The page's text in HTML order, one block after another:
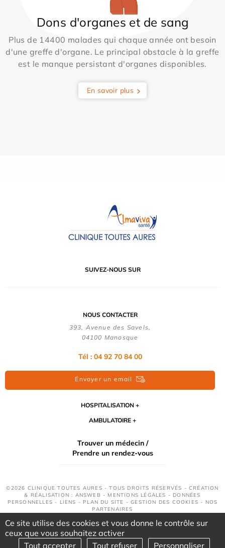
Dons d'organes et de sang
Plus de 14400 malades qui chaque année ont besoin
d'une greffe d'organe. Le principal obstacle à la greffe
est le manque persistant d'organes disponibles.
En savoir plus
SUIVEZ-NOUS SUR
NOUS CONTACTER
393, Avenue des Savels,
04100 Manosque
Tél : 04 92 70 84 00
Envoyer un email
HOSPITALISATION
AMBULATOIRE
Trouver un médecin /
Prendre un rendez-vous
©2026 CLINIQUE TOUTES AURES - TOUS DROITS RÉSERVÉS - CRÉATION
& RÉALISATION : ANSWEB - MENTIONS LÉGALES - DONNÉES
PERSONNELLES - LIENS - PLAN DU SITE -GESTION DES COOKIES - NOS
PARTENAIRES
Ce site utilise des cookies et vous donne le contrôle sur
ceux que vous souhaitez activer
Tout accepter
Tout refuser Personnaliser